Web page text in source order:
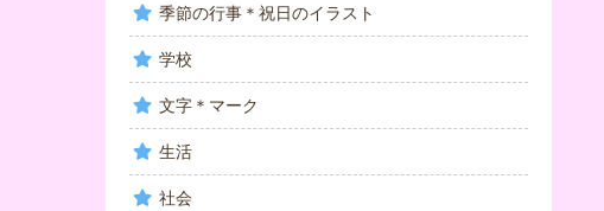
季節の行事＊祝日のイラスト
学校
文字＊マーク
生活
社会